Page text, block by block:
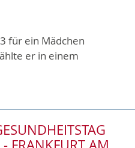
für ein Mädchen
er in einem